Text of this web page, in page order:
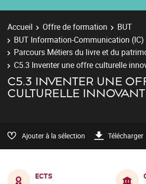
Accueil Offre de formation
BUT
BUT Information-Communication (IC)
Parcours Métiers du livre et du
C5.3 Inventer une offre culturelle
C5.3 INVENTER UNE
CULTURELLE
Ajouter à la sélection Télécharger
ECTS